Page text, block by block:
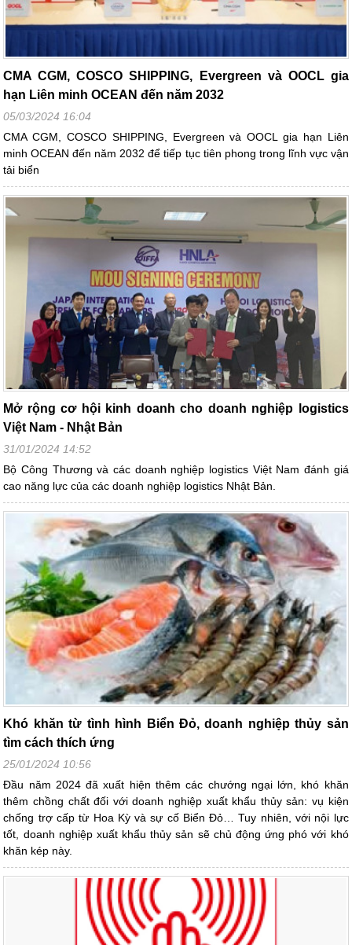
CMA CGM, COSCO SHIPPING, Evergreen và OOCL gia
hạn Liên minh OCEAN đến năm 2032
05/03/2024 16:04
CMA CGM, COSCO SHIPPING, Evergreen và OOCL gia hạn Liên
minh OCEAN đến năm 2032 để tiếp tục tiên phong trong lĩnh vực vận
tải biển
Mở rộng cơ hội kinh doanh cho doanh nghiệp logistics
Việt Nam - Nhật Bản
31/01/2024 14:52
Bộ Công Thương và các doanh nghiệp logistics Việt Nam đánh giá
cao năng lực của các doanh nghiệp logistics Nhật Bản.
Khó khăn từ tình hình Biển Đỏ, doanh nghiệp thủy sản
tìm cách thích ứng
25/01/2024 10:56
Đầu năm 2024 đã xuất hiện thêm các chướng ngại lớn, khó khăn
thêm chồng chất đối với doanh nghiệp xuất khẩu thủy sản: vụ kiện
chống trợ cấp từ Hoa Kỳ và sự cố Biển Đỏ… Tuy nhiên, với nội lực
tốt, doanh nghiệp xuất khẩu thủy sản sẽ chủ động ứng phó với khó
khăn kép này.